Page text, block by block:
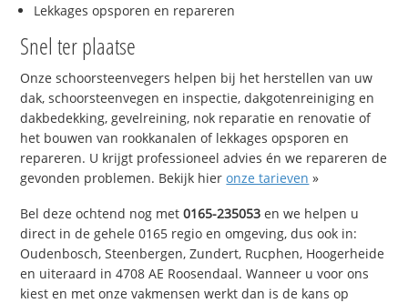
Lekkages opsporen en repareren
Snel ter plaatse
Onze schoorsteenvegers helpen bij het herstellen van uw
dak, schoorsteenvegen en inspectie, dakgotenreiniging en
dakbedekking, gevelreining, nok reparatie en renovatie of
het bouwen van rookkanalen of lekkages opsporen en
repareren. U krijgt professioneel advies én we repareren de
gevonden problemen. Bekijk hieronze tarieven »
Bel deze ochtend nog met0165-235053 en we helpen u
direct in de gehele 0165 regio en omgeving, dus ook in:
Oudenbosch, Steenbergen, Zundert, Rucphen, Hoogerheide
en uiteraard in 4708 AE Roosendaal. Wanneer u voor ons
kiest en met onze vakmensen werkt dan is de kans op